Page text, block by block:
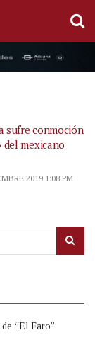
sufre conmoción
del mexicano
2019 1:08 PM
“El Faro”